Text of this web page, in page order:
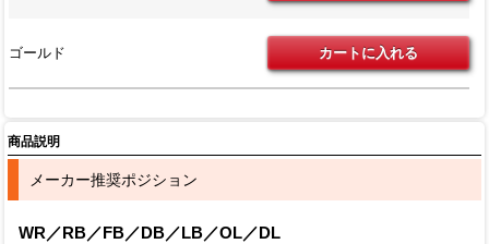
ゴールド
商品説明
メーカー推奨ポジション
WR／RB／FB／DB／LB／OL／DL